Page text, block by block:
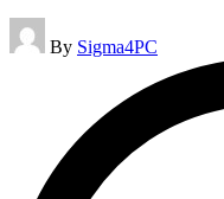
Posted
by
By Sigma4PC